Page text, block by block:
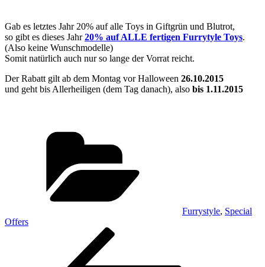
Gab es letztes Jahr 20% auf alle Toys in Giftgrün und Blutrot,
so gibt es dieses Jahr20% auf ALLE fertigen Furrytyle Toys.
(Also keine Wunschmodelle)
Somit natürlich auch nur so lange der Vorrat reicht.
Der Rabatt gilt ab dem Montag vor Halloween 26.10.2015
und geht bis Allerheiligen (dem Tag danach), also bis 1.11.2015
Furrystyle, Special
Offers
Beitragsnavigation